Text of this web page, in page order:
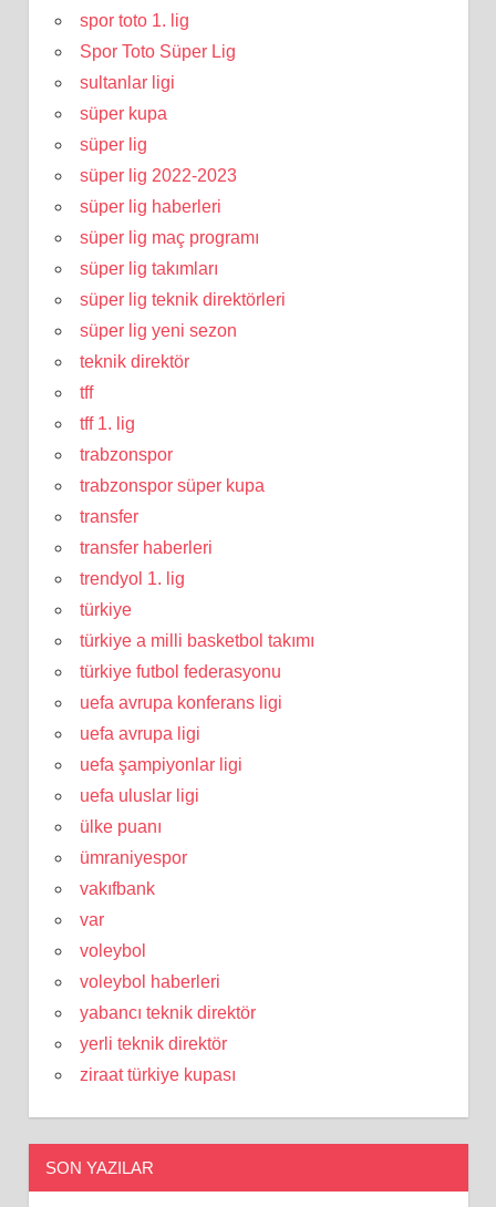
spor toto 1. lig
Spor Toto Süper Lig
sultanlar ligi
süper kupa
süper lig
süper lig 2022-2023
süper lig haberleri
süper lig maç programı
süper lig takımları
süper lig teknik direktörleri
süper lig yeni sezon
teknik direktör
tff
tff 1. lig
trabzonspor
trabzonspor süper kupa
transfer
transfer haberleri
trendyol 1. lig
türkiye
türkiye a milli basketbol takımı
türkiye futbol federasyonu
uefa avrupa konferans ligi
uefa avrupa ligi
uefa şampiyonlar ligi
uefa uluslar ligi
ülke puanı
ümraniyespor
vakıfbank
var
voleybol
voleybol haberleri
yabancı teknik direktör
yerli teknik direktör
ziraat türkiye kupası
SON YAZILAR